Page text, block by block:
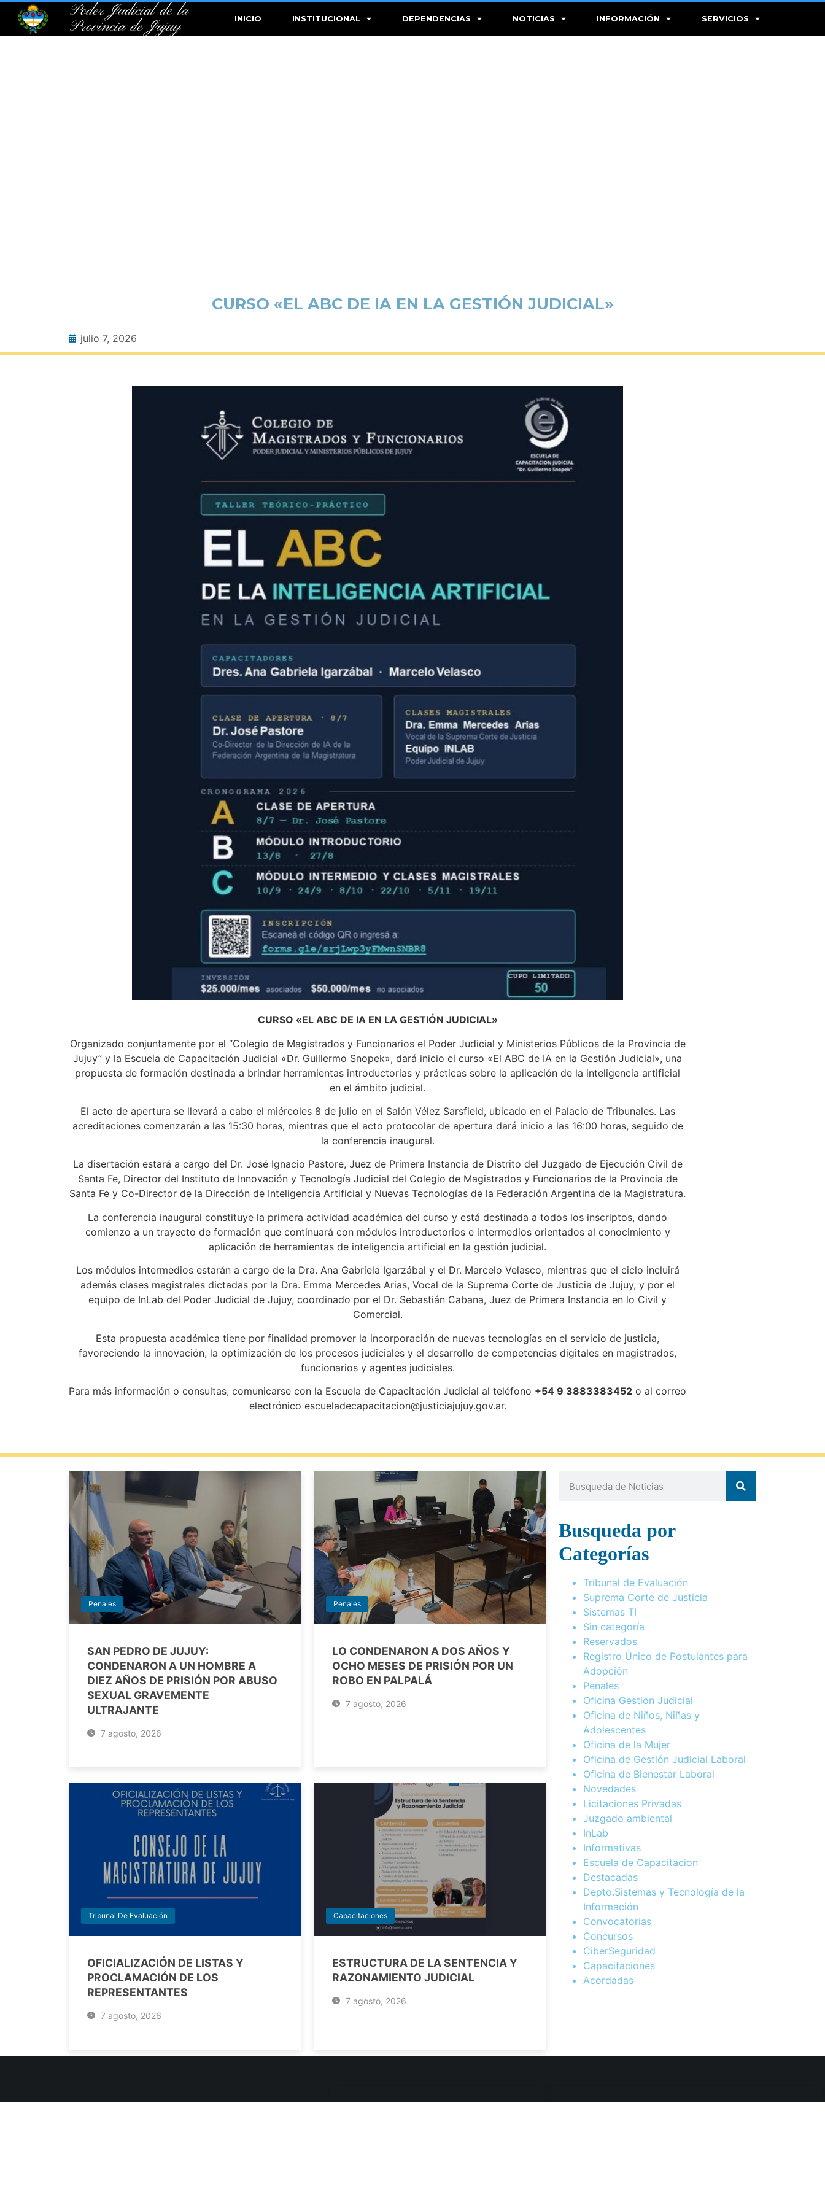
Poder Judicial de la
Provincia de Jujuy
INICIO INSTITUCIONAL DEPENDENCIAS NOTICIAS INFORMACIÓN SERVICIOS
CURSO «EL ABC DE IA EN LA GESTIÓN JUDICIAL»
julio 7, 2026
CURSO «EL ABC DE IA EN LA GESTIÓN JUDICIAL»
Organizado conjuntamente por el “Colegio de Magistrados y Funcionarios el Poder Judicial y Ministerios Públicos de la Provincia de
Jujuy” y la Escuela de Capacitación Judicial «Dr. Guillermo Snopek», dará inicio el curso «El ABC de IA en la Gestión Judicial», una
propuesta de formación destinada a brindar herramientas introductorias y prácticas sobre la aplicación de la inteligencia artificial
en el ámbito judicial.
El acto de apertura se llevará a cabo el miércoles 8 de julio en el Salón Vélez Sarsfield, ubicado en el Palacio de Tribunales. Las
acreditaciones comenzarán a las 15:30 horas, mientras que el acto protocolar de apertura dará inicio a las 16:00 horas, seguido de
la conferencia inaugural.
La disertación estará a cargo del Dr. José Ignacio Pastore, Juez de Primera Instancia de Distrito del Juzgado de Ejecución Civil de
Santa Fe, Director del Instituto de Innovación y Tecnología Judicial del Colegio de Magistrados y Funcionarios de la Provincia de
Santa Fe y Co-Director de la Dirección de Inteligencia Artificial y Nuevas Tecnologías de la Federación Argentina de la Magistratura.
La conferencia inaugural constituye la primera actividad académica del curso y está destinada a todos los inscriptos, dando
comienzo a un trayecto de formación que continuará con módulos introductorios e intermedios orientados al conocimiento y
aplicación de herramientas de inteligencia artificial en la gestión judicial.
Los módulos intermedios estarán a cargo de la Dra. Ana Gabriela Igarzábal y el Dr. Marcelo Velasco, mientras que el ciclo incluirá
además clases magistrales dictadas por la Dra. Emma Mercedes Arias, Vocal de la Suprema Corte de Justicia de Jujuy, y por el
equipo de InLab del Poder Judicial de Jujuy, coordinado por el Dr. Sebastián Cabana, Juez de Primera Instancia en lo Civil y
Comercial.
Esta propuesta académica tiene por finalidad promover la incorporación de nuevas tecnologías en el servicio de justicia,
favoreciendo la innovación, la optimización de los procesos judiciales y el desarrollo de competencias digitales en magistrados,
funcionarios y agentes judiciales.
Para más información o consultas, comunicarse con la Escuela de Capacitación Judicial al teléfono +54 9 3883383452 o al correo
electrónico escueladecapacitacion@justiciajujuy.gov.ar.
Penales
SAN PEDRO DE JUJUY:
CONDENARON A UN HOMBRE A
DIEZ AÑOS DE PRISIÓN POR ABUSO
SEXUAL GRAVEMENTE
ULTRAJANTE
7 agosto, 2026
Penales
LO CONDENARON A DOS AÑOS Y
OCHO MESES DE PRISIÓN POR UN
ROBO EN PALPALÁ
7 agosto, 2026
Tribunal De Evaluación
OFICIALIZACIÓN DE LISTAS Y
PROCLAMACIÓN DE LOS
REPRESENTANTES
7 agosto, 2026
Capacitaciones
ESTRUCTURA DE LA SENTENCIA Y
RAZONAMIENTO JUDICIAL
7 agosto, 2026
Busqueda por
Categorías
Tribunal de Evaluación
Suprema Corte de Justicia
Sistemas TI
Sin categoría
Reservados
Registro Único de Postulantes para
Adopción
Penales
Oficina Gestion Judicial
Oficina de Niños, Niñas y
Adolescentes
Oficina de la Mujer
Oficina de Gestión Judicial Laboral
Oficina de Bienestar Laboral
Novedades
Licitaciones Privadas
Juzgado ambiental
InLab
Informativas
Escuela de Capacitacion
Destacadas
Depto.Sistemas y Tecnología de la
Información
Convocatorias
Concursos
CiberSeguridad
Capacitaciones
Acordadas